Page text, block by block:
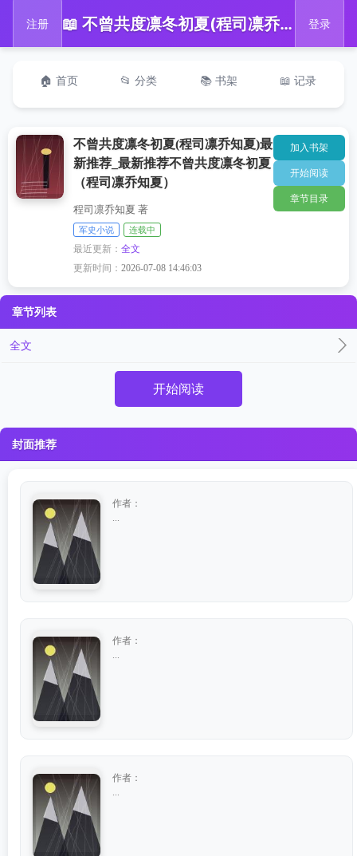
注册 📖 不曾共度凛冬初夏(程司凛乔知夏)最新推荐_最新推荐不曾共度凛冬初夏（程司凛乔知夏） 登录
🏠 首页 📂 分类 📚 书架 📖 记录
不曾共度凛冬初夏(程司凛乔知夏)最
新推荐_最新推荐不曾共度凛冬初夏
（程司凛乔知夏）
程司凛乔知夏 著
军史小说 连载中
最近更新：全文
更新时间：2026-07-08 14:46:03
加入书架
开始阅读
章节目录
章节列表
全文
开始阅读
封面推荐
作者：
作者：
作者：